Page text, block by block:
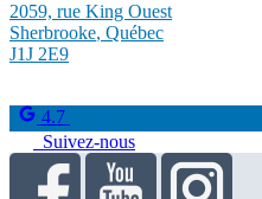
2059, rue King Ouest
Sherbrooke, Québec
J1J 2E9
4.7
Suivez-nous